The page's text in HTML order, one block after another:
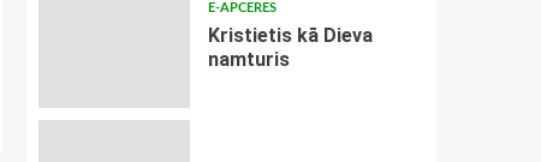
E-APCERES
Kristietis kā Dieva
namturis